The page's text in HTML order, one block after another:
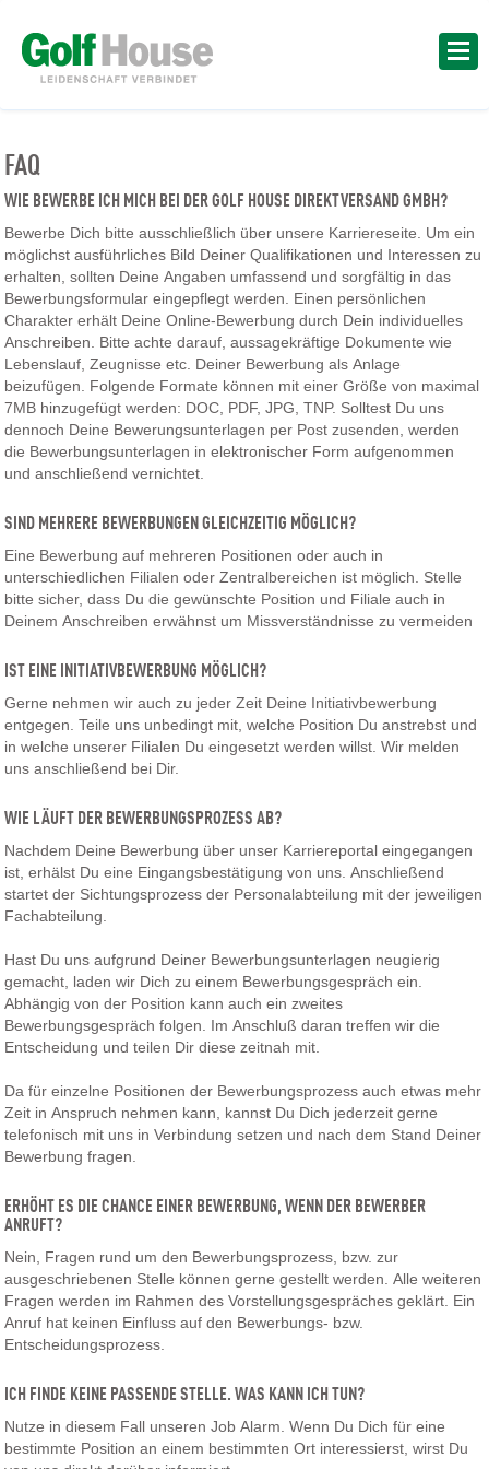
FAQ
WIE BEWERBE ICH MICH BEI DER GOLF HOUSE DIREKTVERSAND GMBH?
Bewerbe Dich bitte ausschließlich über unsere Karriereseite. Um ein
möglichst ausführliches Bild Deiner Qualifikationen und Interessen zu
erhalten, sollten Deine Angaben umfassend und sorgfältig in das
Bewerbungsformular eingepflegt werden. Einen persönlichen
Charakter erhält Deine Online-Bewerbung durch Dein individuelles
Anschreiben. Bitte achte darauf, aussagekräftige Dokumente wie
Lebenslauf, Zeugnisse etc. Deiner Bewerbung als Anlage
beizufügen. Folgende Formate können mit einer Größe von maximal
7MB hinzugefügt werden: DOC, PDF, JPG, TNP. Solltest Du uns
dennoch Deine Bewerungsunterlagen per Post zusenden, werden
die Bewerbungsunterlagen in elektronischer Form aufgenommen
und anschließend vernichtet.
SIND MEHRERE BEWERBUNGEN GLEICHZEITIG MÖGLICH?
Eine Bewerbung auf mehreren Positionen oder auch in
unterschiedlichen Filialen oder Zentralbereichen ist möglich. Stelle
bitte sicher, dass Du die gewünschte Position und Filiale auch in
Deinem Anschreiben erwähnst um Missverständnisse zu vermeiden
IST EINE INITIATIVBEWERBUNG MÖGLICH?
Gerne nehmen wir auch zu jeder Zeit Deine Initiativbewerbung
entgegen. Teile uns unbedingt mit, welche Position Du anstrebst und
in welche unserer Filialen Du eingesetzt werden willst. Wir melden
uns anschließend bei Dir.
WIE LÄUFT DER BEWERBUNGSPROZESS AB?
Nachdem Deine Bewerbung über unser Karriereportal eingegangen
ist, erhälst Du eine Eingangsbestätigung von uns. Anschließend
startet der Sichtungsprozess der Personalabteilung mit der jeweiligen
Fachabteilung.
Hast Du uns aufgrund Deiner Bewerbungsunterlagen neugierig
gemacht, laden wir Dich zu einem Bewerbungsgespräch ein.
Abhängig von der Position kann auch ein zweites
Bewerbungsgespräch folgen. Im Anschluß daran treffen wir die
Entscheidung und teilen Dir diese zeitnah mit.
Da für einzelne Positionen der Bewerbungsprozess auch etwas mehr
Zeit in Anspruch nehmen kann, kannst Du Dich jederzeit gerne
telefonisch mit uns in Verbindung setzen und nach dem Stand Deiner
Bewerbung fragen.
ERHÖHT ES DIE CHANCE EINER BEWERBUNG, WENN DER BEWERBER
ANRUFT?
Nein, Fragen rund um den Bewerbungsprozess, bzw. zur
ausgeschriebenen Stelle können gerne gestellt werden. Alle weiteren
Fragen werden im Rahmen des Vorstellungsgespräches geklärt. Ein
Anruf hat keinen Einfluss auf den Bewerbungs- bzw.
Entscheidungsprozess.
ICH FINDE KEINE PASSENDE STELLE. WAS KANN ICH TUN?
Nutze in diesem Fall unseren Job Alarm. Wenn Du Dich für eine
bestimmte Position an einem bestimmten Ort interessierst, wirst Du